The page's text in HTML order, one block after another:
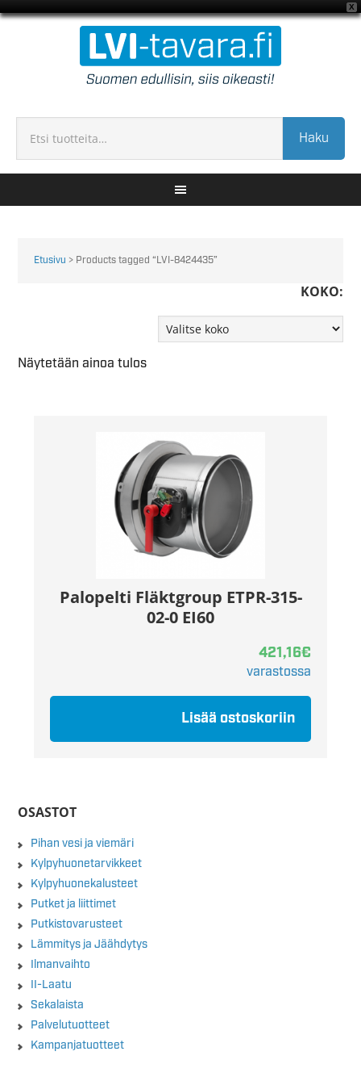
X
Haku
Etusivu > Products tagged “LVI-8424435”
KOKO:
Näytetään ainoa tulos
Palopelti Fläktgroup ETPR-315-
02-0 EI60
421,16€
varastossa
Lisää ostoskoriin
OSASTOT
Pihan vesi ja viemäri
Kylpyhuonetarvikkeet
Kylpyhuonekalusteet
Putket ja liittimet
Putkistovarusteet
Lämmitys ja Jäähdytys
Ilmanvaihto
II-Laatu
Sekalaista
Palvelutuotteet
Kampanjatuotteet